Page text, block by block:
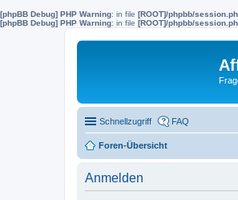
[phpBB Debug] PHP Warning: in file [ROOT]/phpbb/
[phpBB Debug] PHP Warning: in file [ROOT]/phpbb/
Schnellzugriff FAQ
Foren-Übersicht
Anmelden